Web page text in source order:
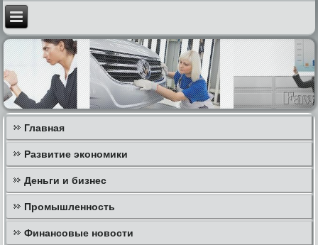
Главная
Развитие экономики
Деньги и бизнес
Промышленность
Финансовые новости